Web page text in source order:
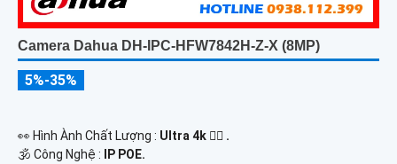
Camera Dahua DH-IPC-HFW7842H-Z-X (8MP)
5%-35%
️👀 Hình Ành Chất Lượng : Ultra 4k 👍🏾 .
🕉️ Công Nghệ : IP POE.